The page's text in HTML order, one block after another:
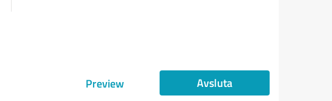
Preview Avsluta